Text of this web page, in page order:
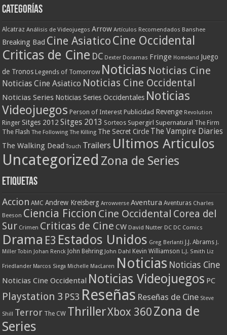
Categorías
Alcatraz Análisis de Videojuegos Arrow Artículos Recomendados Banshee
Breaking Bad Cine AsiaticoCine Occidental
Criticas de Cine DC Dexter Doramas Fringe Homeland Juego
de Tronos Legends of Tomorrow Noticias Noticias Cine
Noticias Cine Asiatico Noticias Cine Occidental
Noticias Series Noticias Series Occidentales Noticias
Videojuegos Person of Interest Publicidad Revenge Revolution
Ringer Sitges 2012 Sitges 2013 Sorteos Supergirl Supernatural The Firm
The Flash The Following The Killing The Secret Circle The Vampire Diaries
The Walking Dead Touch Trailers Ultimos Articulos
Uncategorized Zona de Series
Etiquetas
Accion AMC Andrew Kreisberg Arrowverse Aventura Aventuras Charles
Beeson Ciencia Ficcion Cine Occidental Corea del
Sur Crimen Criticas de Cine CW David Nutter DC DC Comics
Drama E3 Estados Unidos Greg Berlanti J.J. Abrams J.
Miller Tobin
Johan Renck John Behring John Dahl Kevin Williamson L.J. Smith Liz
Friedlander Marcos Siega Michelle MacLaren Noticias Noticias Cine
Noticias Cine Occidental Noticias Videojuegos PC
Playstation 3 PS3 Reseñas Reseñas de Cine Steve
Shill Terror The CW ThrillerXbox 360 Zona de
Series